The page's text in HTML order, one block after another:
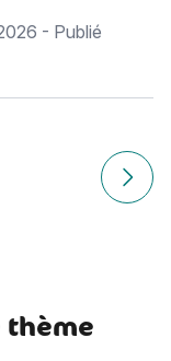
- Publié
le caca :Article
thème